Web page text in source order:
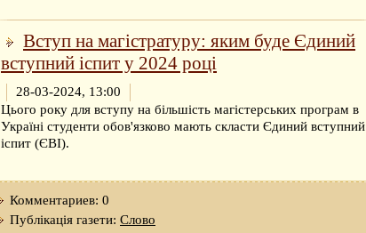
Вступ на магістратуру: яким буде Єдиний
вступний іспит у 2024 році
28-03-2024, 13:00
Цього року для вступу на більшість магістерських програм в
Україні студенти обов'язково мають скласти Єдиний вступний
іспит (ЄВІ).
Комментариев: 0
Публікація газети: Слово